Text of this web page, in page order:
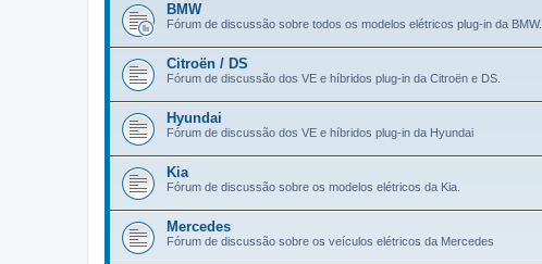
BMW
Fórum de discussão sobre todos os modelos elétricos plug-in da BMW.
Citroën / DS
Fórum de discussão dos VE e híbridos plug-in da Citroën e DS.
Hyundai
Fórum de discussão dos VE e híbridos plug-in da Hyundai
Kia
Fórum de discussão sobre os modelos elétricos da Kia.
Mercedes
Fórum de discussão sobre os veículos elétricos da Mercedes